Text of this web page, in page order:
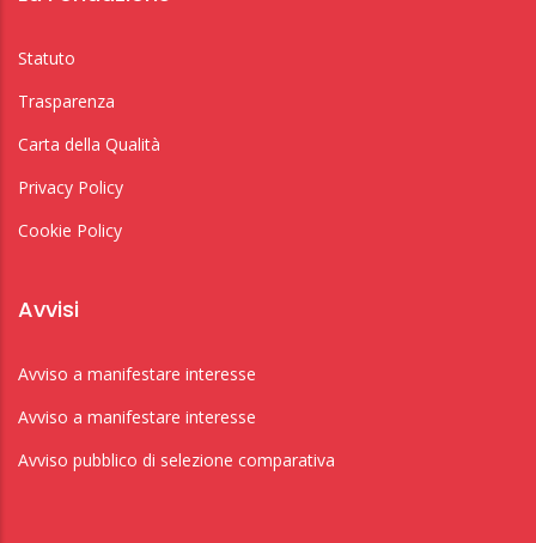
Statuto
Trasparenza
Carta della Qualità
Privacy Policy
Cookie Policy
Avvisi
Avviso a manifestare interesse
Avviso a manifestare interesse
Avviso pubblico di selezione comparativa